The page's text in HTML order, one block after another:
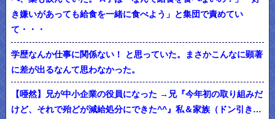
き嫌いがあっても給食を一緒に食べよう」と集団で責めてい
て・・・
学歴なんか仕事に関係ない！ と思っていた。まさかこんなに顕著
に差が出るなんて思わなかった。
【唖然】兄が中小企業の役員になった →兄『今年初の取り組みだ
けど、それで殆どが減給処分にできた^^』私＆家族（ドン引き…